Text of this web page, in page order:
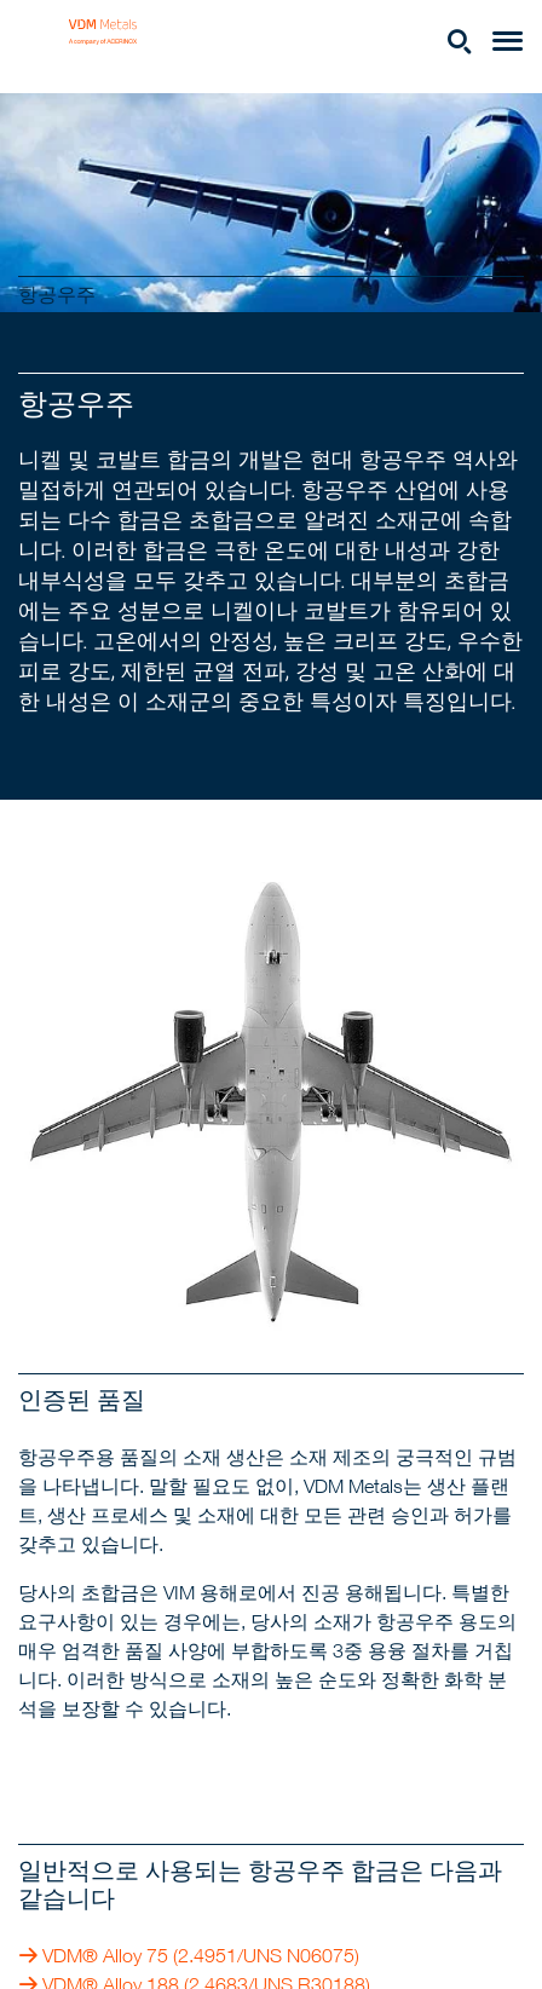
항공우주
항공우주
니켈 및 코발트 합금의 개발은 현대 항공우주 역사와
밀접하게 연관되어 있습니다. 항공우주 산업에 사용
되는 다수 합금은 초합금으로 알려진 소재군에 속합
니다. 이러한 합금은 극한 온도에 대한 내성과 강한
내부식성을 모두 갖추고 있습니다. 대부분의 초합금
에는 주요 성분으로 니켈이나 코발트가 함유되어 있
습니다. 고온에서의 안정성, 높은 크리프 강도, 우수한
피로 강도, 제한된 균열 전파, 강성 및 고온 산화에 대
한 내성은 이 소재군의 중요한 특성이자 특징입니다.
인증된 품질
항공우주용 품질의 소재 생산은 소재 제조의 궁극적인 규범
을 나타냅니다. 말할 필요도 없이, VDM Metals는 생산 플랜
트, 생산 프로세스 및 소재에 대한 모든 관련 승인과 허가를
갖추고 있습니다.
당사의 초합금은 VIM 용해로에서 진공 용해됩니다. 특별한
요구사항이 있는 경우에는, 당사의 소재가 항공우주 용도의
매우 엄격한 품질 사양에 부합하도록 3중 용융 절차를 거칩
니다. 이러한 방식으로 소재의 높은 순도와 정확한 화학 분
석을 보장할 수 있습니다.
일반적으로 사용되는 항공우주 합금은 다음과
같습니다
VDM® Alloy 75 (2.4951/UNS N06075)
VDM® Alloy 188 (2.4683/UNS R30188)